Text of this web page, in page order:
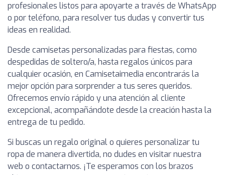
profesionales listos para apoyarte a través de WhatsApp
o por teléfono, para resolver tus dudas y convertir tus
ideas en realidad.
Desde camisetas personalizadas para fiestas, como
despedidas de soltero/a, hasta regalos únicos para
cualquier ocasión, en Camisetaimedia encontrarás la
mejor opción para sorprender a tus seres queridos.
Ofrecemos envío rápido y una atención al cliente
excepcional, acompañándote desde la creación hasta la
entrega de tu pedido.
Si buscas un regalo original o quieres personalizar tu
ropa de manera divertida, no dudes en visitar nuestra
web o contactarnos. ¡Te esperamos con los brazos